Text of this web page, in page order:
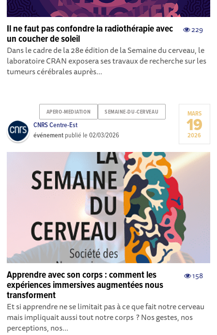
229
Il ne faut pas confondre la radiothérapie avec
un coucher de soleil
Dans le cadre de la 28e édition de la Semaine du cerveau, le
laboratoire CRAN exposera ses travaux de recherche sur les
tumeurs cérébrales auprès...
APERO-MEDIATION SEMAINE-DU-CERVEAU
CNRS Centre-Est
événement publié le02/03/2026
MARS
19
2026
158
Apprendre avec son corps : comment les
expériences immersives augmentées nous
transforment
Et si apprendre ne se limitait pas à ce que fait notre cerveau
mais impliquait aussi tout notre corps ? Nos gestes, nos
perceptions, nos...